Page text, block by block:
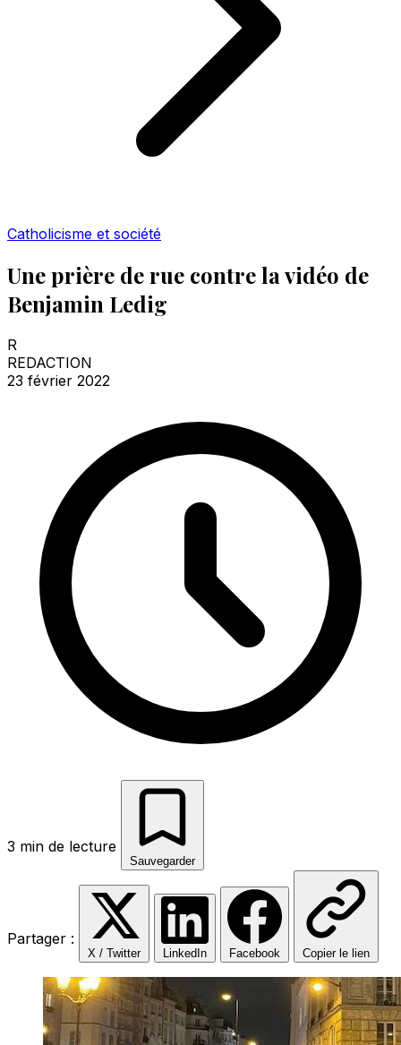
Catholicisme et société
Une prière de rue contre la vidéo de
Benjamin Ledig
R
REDACTION
23 février 2022
3 min de lecture
Sauvegarder
Partager :
X / Twitter LinkedIn Facebook Copier le lien